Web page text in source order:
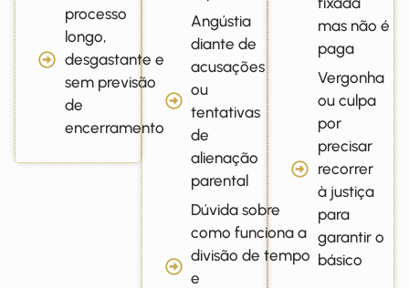
processo
longo,
desgastante e
sem previsão
de
encerramento
Angústia
diante de
acusações
ou
tentativas
de
alienação
parental
Dúvida sobre
como funciona a
divisão de tempo
e
mas não é
paga
Vergonha
ou culpa
por
precisar
recorrer
à justiça
para
garantir o
básico